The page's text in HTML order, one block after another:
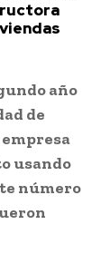
año
de
usando
número